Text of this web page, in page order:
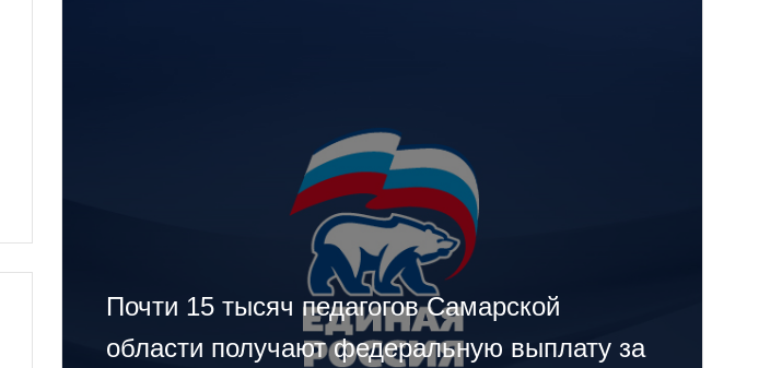
Почти 15 тысяч педагогов Самарской
области получают федеральную выплату за